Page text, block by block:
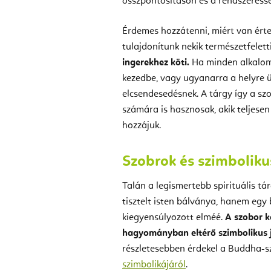
Érdemes hozzátenni, miért van
tulajdonítunk nekik
ingerekhez köti. Ha minden
kezedbe, vagy ugyanarra a helyre
elcsendesedésnek. A tárgy így a
számára is hasznosak, akik
hozzájuk.
Szobrok és
Talán a legismertebb spirituális
tisztelt isten bálványa, hanem egy
kiegyensúlyozott elméé. A szobor
hagyományban eltérő szimbolikus
részletesebben érdekel a Buddha-
szimbolikájáról.